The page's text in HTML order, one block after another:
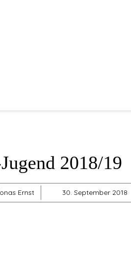
2018/19
Ernst 30. September 2018